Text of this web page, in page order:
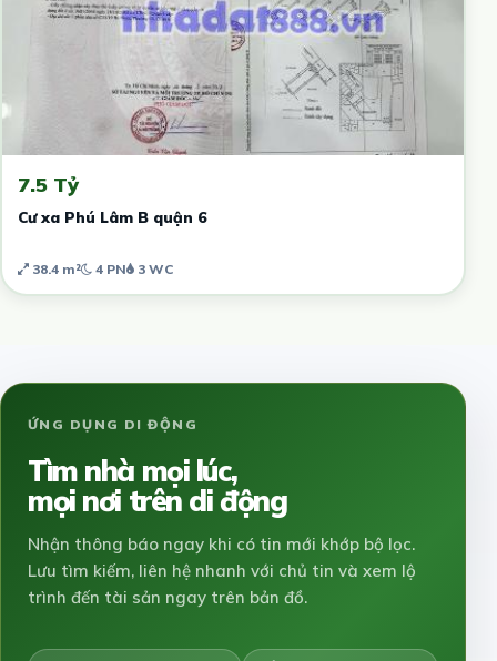
7.5 Tỷ
Cư xa Phú Lâm B quận 6
38.4 m² 4 PN 3 WC
ỨNG DỤNG DI ĐỘNG
Tìm nhà mọi lúc,
mọi nơi trên di động
Nhận thông báo ngay khi có tin mới khớp bộ lọc.
Lưu tìm kiếm, liên hệ nhanh với chủ tin và xem lộ
trình đến tài sản ngay trên bản đồ.